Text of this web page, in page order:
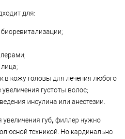
для:
в кожу головы для лечения любого
густоты волос;
инсулина или анестезии.
увеличения губ, филлер нужно
техникой. Но кардинально